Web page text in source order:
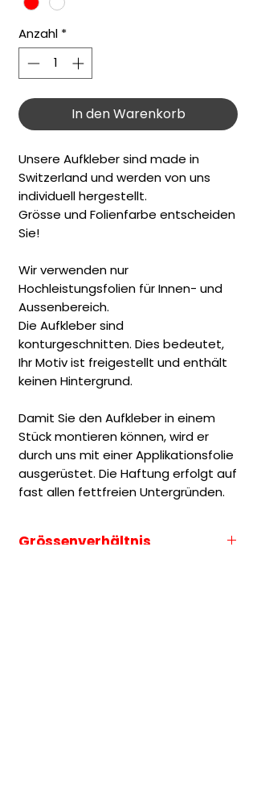
Anzahl *
In den Warenkorb
Unsere Aufkleber sind made in
Switzerland und werden von uns
individuell hergestellt.
Grösse und Folienfarbe entscheiden
Sie!
Wir verwenden nur
Hochleistungsfolien für Innen- und
Aussenbereich.
Die Aufkleber sind
konturgeschnitten. Dies bedeutet,
Ihr Motiv ist freigestellt und enthält
keinen Hintergrund.
Damit Sie den Aufkleber in einem
Stück montieren können, wird er
durch uns mit einer Applikationsfolie
ausgerüstet. Die Haftung erfolgt auf
fast allen fettfreien Untergründen.
Grössenverhältnis